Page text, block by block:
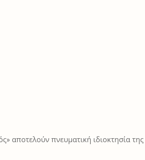
αποτελούν πνευματική ιδιοκτησία